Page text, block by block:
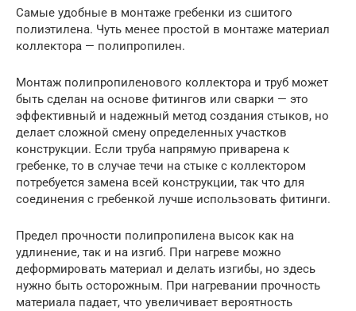
Самые удобные в монтаже гребенки из сшитого
полиэтилена. Чуть менее простой в монтаже материал
коллектора — полипропилен.
Монтаж полипропиленового коллектора и труб может
быть сделан на основе фитингов или сварки — это
эффективный и надежный метод создания стыков, но
делает сложной смену определенных участков
конструкции. Если труба напрямую приварена к
гребенке, то в случае течи на стыке с коллектором
потребуется замена всей конструкции, так что для
соединения с гребенкой лучше использовать фитинги.
Предел прочности полипропилена высок как на
удлинение, так и на изгиб. При нагреве можно
деформировать материал и делать изгибы, но здесь
нужно быть осторожным. При нагревании прочность
материала падает, что увеличивает вероятность